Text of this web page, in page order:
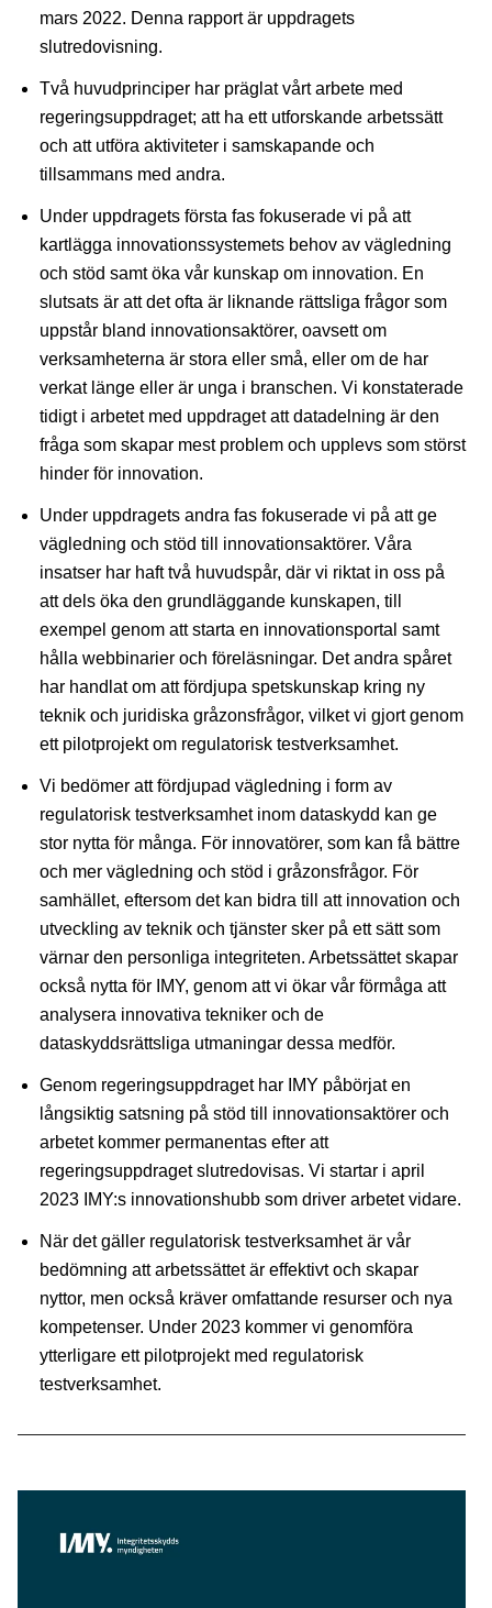
mars 2022. Denna rapport är uppdragets
slutredovisning.
Två huvudprinciper har präglat vårt arbete med
regeringsuppdraget; att ha ett utforskande arbetssätt
och att utföra aktiviteter i samskapande och
tillsammans med andra.
Under uppdragets första fas fokuserade vi på att
kartlägga innovationssystemets behov av vägledning
och stöd samt öka vår kunskap om innovation. En
slutsats är att det ofta är liknande rättsliga frågor som
uppstår bland innovationsaktörer, oavsett om
verksamheterna är stora eller små, eller om de har
verkat länge eller är unga i branschen. Vi konstaterade
tidigt i arbetet med uppdraget att datadelning är den
fråga som skapar mest problem och upplevs som störst
hinder för innovation.
Under uppdragets andra fas fokuserade vi på att ge
vägledning och stöd till innovationsaktörer. Våra
insatser har haft två huvudspår, där vi riktat in oss på
att dels öka den grundläggande kunskapen, till
exempel genom att starta en innovationsportal samt
hålla webbinarier och föreläsningar. Det andra spåret
har handlat om att fördjupa spetskunskap kring ny
teknik och juridiska gråzonsfrågor, vilket vi gjort genom
ett pilotprojekt om regulatorisk testverksamhet.
Vi bedömer att fördjupad vägledning i form av
regulatorisk testverksamhet inom dataskydd kan ge
stor nytta för många. För innovatörer, som kan få bättre
och mer vägledning och stöd i gråzonsfrågor. För
samhället, eftersom det kan bidra till att innovation och
utveckling av teknik och tjänster sker på ett sätt som
värnar den personliga integriteten. Arbetssättet skapar
också nytta för IMY, genom att vi ökar vår förmåga att
analysera innovativa tekniker och de
dataskyddsrättsliga utmaningar dessa medför.
Genom regeringsuppdraget har IMY påbörjat en
långsiktig satsning på stöd till innovationsaktörer och
arbetet kommer permanentas efter att
regeringsuppdraget slutredovisas. Vi startar i april
2023 IMY:s innovationshubb som driver arbetet vidare.
När det gäller regulatorisk testverksamhet är vår
bedömning att arbetssättet är effektivt och skapar
nyttor, men också kräver omfattande resurser och nya
kompetenser. Under 2023 kommer vi genomföra
ytterligare ett pilotprojekt med regulatorisk
testverksamhet.